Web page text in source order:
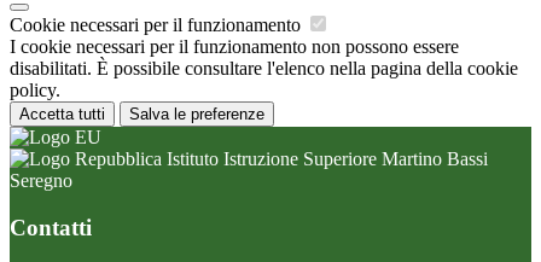
Cookie necessari per il funzionamento
I cookie necessari per il funzionamento non possono essere
disabilitati. È possibile consultare l'elenco nella pagina della cookie
policy.
Accetta tutti Salva le preferenze
Istituto Istruzione Superiore Martino Bassi
Seregno
Contatti